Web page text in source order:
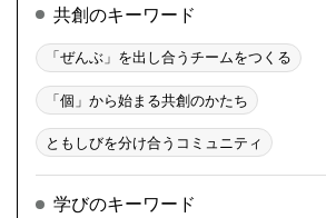
共創のキーワード
「ぜんぶ」を出し合うチームをつくる
「個」から始まる共創のかたち
ともしびを分け合うコミュニティ
学びのキーワード